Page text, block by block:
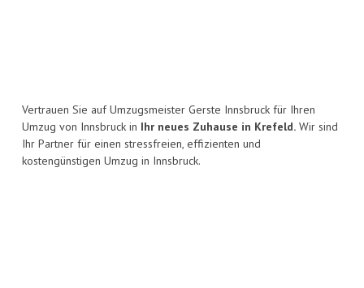
Vertrauen Sie auf Umzugsmeister Gerste Innsbruck für Ihren
Umzug von Innsbruck in Ihr neues Zuhause in Krefeld. Wir sind
Ihr Partner für einen stressfreien, effizienten und
kostengünstigen Umzug in Innsbruck.